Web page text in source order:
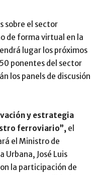
sobre el sector
de forma virtual en la
lugar los próximos
ponentes del sector
los panels de discusión
y estrategia
ferroviario”, el
el Ministro de
Urbana, José Luis
la participación de